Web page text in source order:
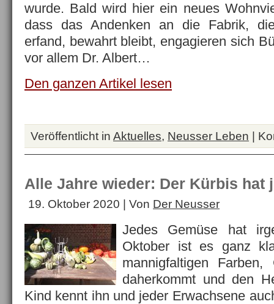
wurde. Bald wird hier ein neues
dass das Andenken an die Fabrik,
erfand, bewahrt bleibt, engagieren sich
vor allem Dr. Albert…
Den ganzen Artikel lesen
Veröffentlicht in Aktuelles, Neusser Leben |
Alle Jahre wieder: Der Kürbis hat
19. Oktober 2020 | Von Der Neusser
Jedes Gemüse hat
Oktober ist es ganz
mannigfaltigen
daherkommt und den
Kind kennt ihn und jeder Erwachsene